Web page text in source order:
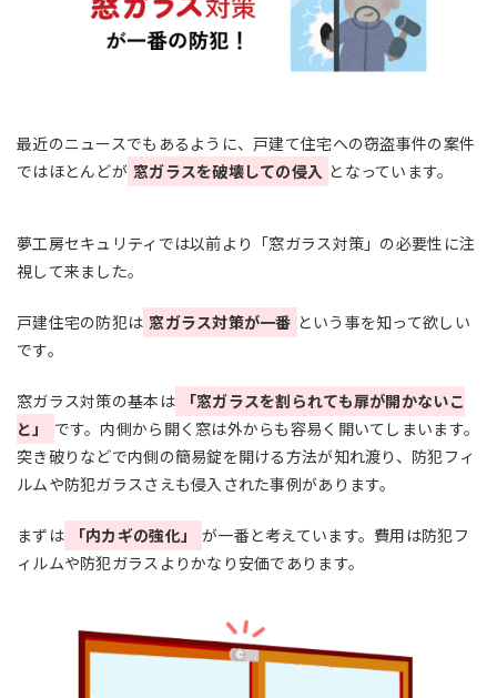
最近のニュースでもあるように、戸建て住宅への窃盗事件の案件
ではほとんどが 窓ガラスを破壊しての侵入 となっています。
夢工房セキュリティでは以前より「窓ガラス対策」の必要性に注
視して来ました。
戸建住宅の防犯は 窓ガラス対策が一番 という事を知って欲しい
です。
窓ガラス対策の基本は
「窓ガラスを割られても扉が開かないこ
と」
です。内側から開く窓は外からも容易く開いてしまいます。
突き破りなどで内側の簡易錠を開ける方法が知れ渡り、防犯フィ
ルムや防犯ガラスさえも侵入された事例があります。
まずは 「内カギの強化」
が一番と考えています。費用は防犯フ
ィルムや防犯ガラスよりかなり安価であります。